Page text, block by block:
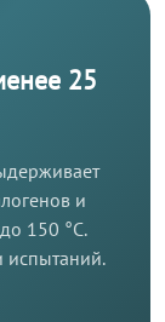
25
и
150 °C.
испытаний.